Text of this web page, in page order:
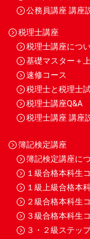
公務員講座 講座
税理士講座
税理士講座につ
基礎マスター＋
速修コース
税理士と税理士
税理士講座Q&A
税理士講座 講座
簿記検定講座
簿記検定講座に
１級合格本科生
１級上級合格本
２級合格本科生
３級合格本科生
３・２級ステッ